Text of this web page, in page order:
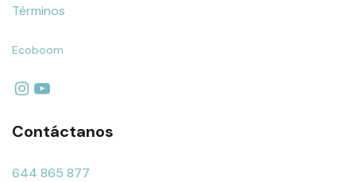
Términos
Ecoboom
Contáctanos
644 865 877